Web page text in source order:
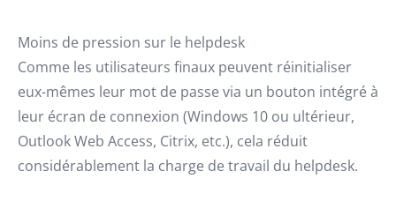
Moins de pression sur le helpdesk
Comme les utilisateurs finaux peuvent réinitialiser
eux-mêmes leur mot de passe via un bouton intégré à
leur écran de connexion (Windows 10 ou ultérieur,
Outlook Web Access, Citrix, etc.), cela réduit
considérablement la charge de travail du helpdesk.